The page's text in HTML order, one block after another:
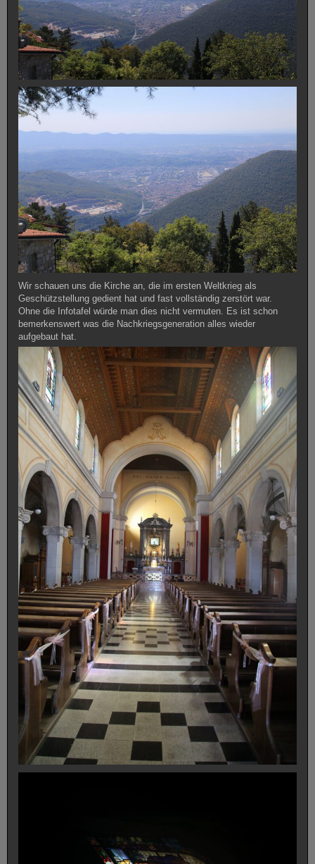
Wir schauen uns die Kirche an, die im ersten Weltkrieg als
Geschützstellung gedient hat und fast vollständig zerstört war.
Ohne die Infotafel würde man dies nicht vermuten. Es ist schon
bemerkenswert was die Nachkriegsgeneration alles wieder
aufgebaut hat.